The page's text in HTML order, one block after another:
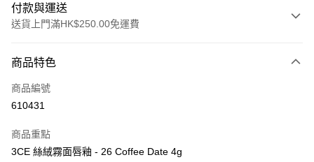
付款與運送
送貨上門滿HK$250.00免運費
信用卡
Apple Pay
WeChat Pay
商品特色
商品編號
610431
商品重點
3CE 絲絨霧面唇釉 - 26 Coffee Date 4g